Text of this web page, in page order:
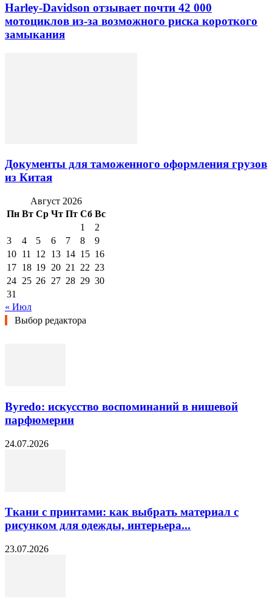
Harley-Davidson отзывает почти 42 000
мотоциклов из-за возможного риска короткого
замыкания
Документы для таможенного оформления грузов
из Китая
Август 2026
Пн Вт Ср Чт Пт Сб Вс
1
2
3
4 5 6 7 8
9
10 11 12 13 14 15 16
17 18 19 20 21 22 23
24 25 26 27 28 29 30
31
« Июл
Выбор редактора
Byredo: искусство воспоминаний в нишевой
парфюмерии
24.07.2026
Ткани с принтами: как выбрать материал с
рисунком для одежды, интерьера...
23.07.2026